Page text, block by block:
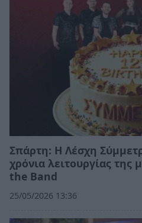
Σπάρτη: Η Λέσχη
χρόνια λειτουργίας
the Band
25/05/2026 13:36